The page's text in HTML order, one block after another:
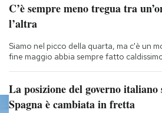
C’è sempre meno tregua tra
l’altra
Siamo nel picco della quarta, ma c'è un
fine maggio abbia sempre fatto
La posizione del governo italiano
Spagna è cambiata in fretta